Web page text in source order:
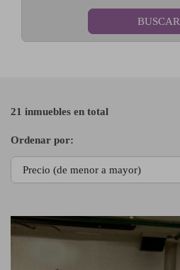
BUSCAR
21 inmuebles en total
Ordenar por:
Previous